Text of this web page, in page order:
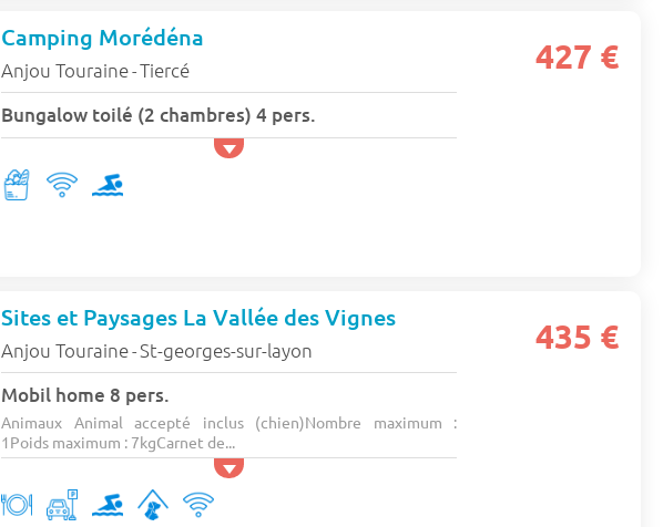
Camping Morédéna
Anjou Touraine-Tiercé
Bungalow toilé (2 chambres) 4 pers.
427 €
Sites et Paysages La Vallée des Vignes
Anjou Touraine-St-georges-sur-layon
Mobil home 8 pers.
Animaux Animal accepté inclus (chien)Nombre maximum :
1Poids maximum : 7kgCarnet de...
435 €